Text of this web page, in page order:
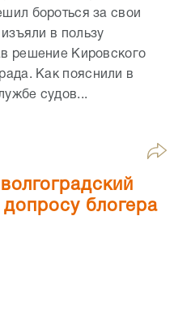
бороться за свои
в пользу
решение Кировского
Как пояснили в
судов...
блогера